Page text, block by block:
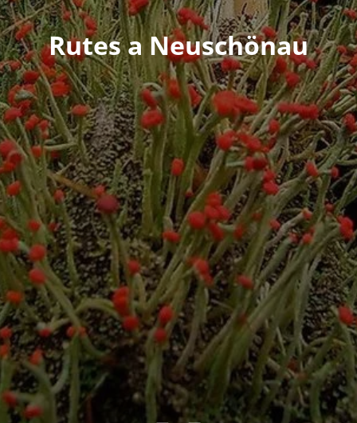
Rutes a Neuschönau